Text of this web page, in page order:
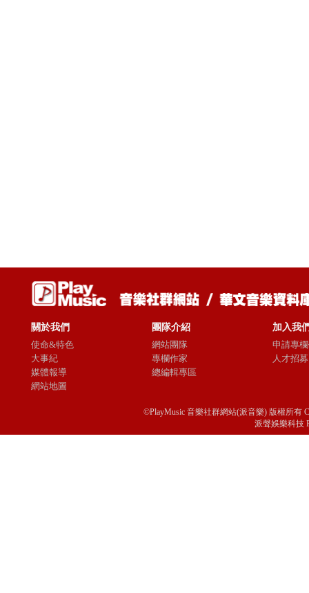
關於我們
使命&特色
大事紀
媒體報導
網站地圖
團隊介紹
網站團隊
專欄作家
總編輯專區
加入我
申請專
人才招募
©PlayMusic 音樂社群網站(派音樂) 版權所有
派聲娛樂科技